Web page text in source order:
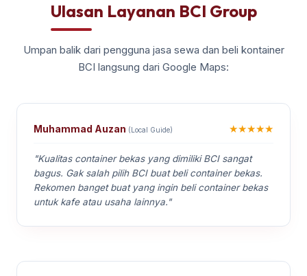
Ulasan Layanan BCI Group
Umpan balik dari pengguna jasa sewa dan beli kontainer
BCI langsung dari Google Maps:
Muhammad Auzan (Local Guide) ★★★★★
"Kualitas container bekas yang dimiliki BCI sangat
bagus. Gak salah pilih BCI buat beli container bekas.
Rekomen banget buat yang ingin beli container bekas
untuk kafe atau usaha lainnya."